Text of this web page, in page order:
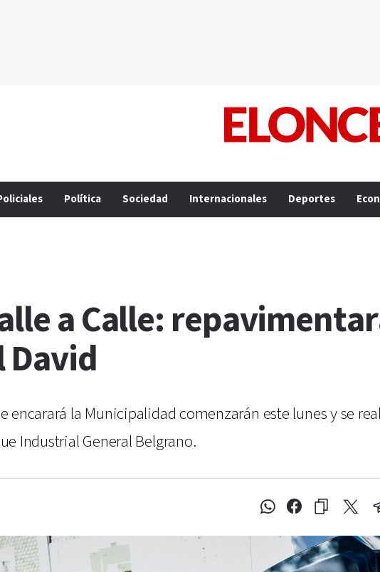
Política Sociedad Internacionales Deportes
a Calle:
David
encarará la Municipalidad comenzarán este lunes y se
Industrial General Belgrano.